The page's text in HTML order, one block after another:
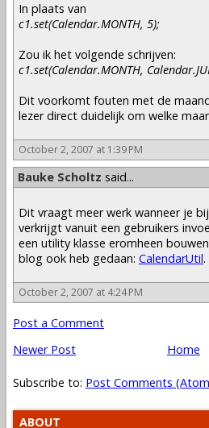
In plaats van
c1.set(Calendar.MONTH, 5);
Zou ik het volgende schrijven:
c1.set(Calendar.MONTH,
Dit voorkomt fouten met de
lezer direct duidelijk om welke
October 2, 2007 at 1:39 PM
Bauke Scholtz said...
Dit vraagt meer werk wanneer je
verkrijgt vanuit een gebruikers
een utility klasse eromheen
blog ook heb gedaan: CalendarUtil.
October 2, 2007 at 4:24 PM
Post a Comment
Newer Post
Home
Subscribe to: Post Comments
ABOUT